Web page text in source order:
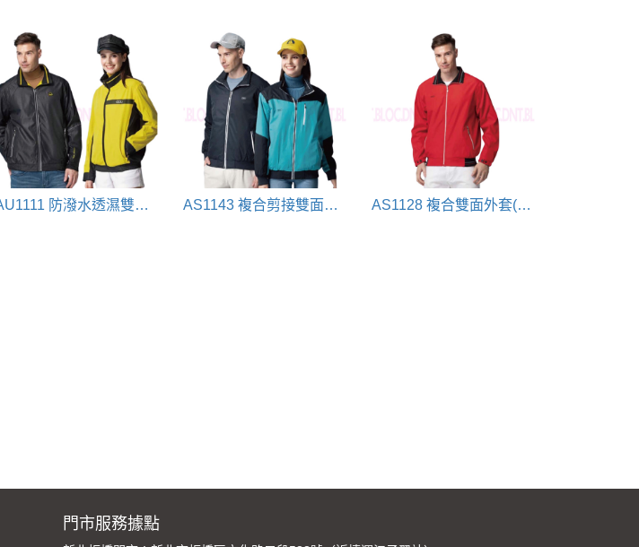
AU1111 防潑水透濕雙面穿外套(黑+黃) AS1143 複合剪接雙面鋪棉外套(黑+藍) AS1128 複合雙面外套(黑+紅)
門市服務據點